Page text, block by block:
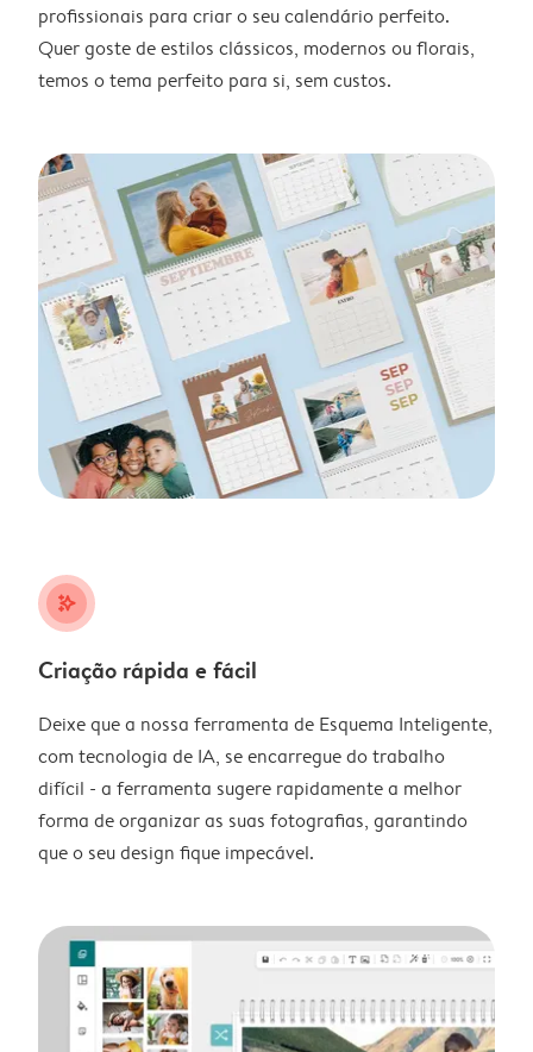
profissionais para criar o seu calendário perfeito.
Quer goste de estilos clássicos, modernos ou florais,
temos o tema perfeito para si, sem custos.
stars_plus
Criação rápida e fácil
Deixe que a nossa ferramenta de Esquema Inteligente,
com tecnologia de IA, se encarregue do trabalho
difícil - a ferramenta sugere rapidamente a melhor
forma de organizar as suas fotografias, garantindo
que o seu design fique impecável.